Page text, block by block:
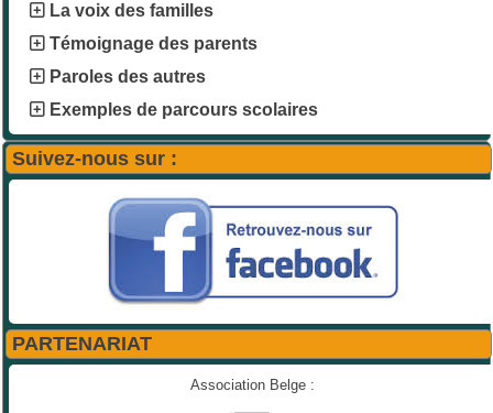
La voix des familles
Témoignage des parents
Paroles des autres
Exemples de parcours scolaires
Suivez-nous sur :
PARTENARIAT
Association Belge :